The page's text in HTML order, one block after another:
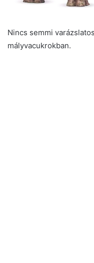
Nincs semmi
mályvacukrokban.